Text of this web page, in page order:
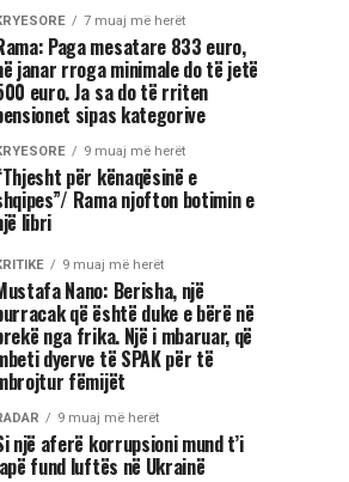
7 muaj më herët
Paga mesatare 833 euro,
janar rroga minimale do të jetë
euro. Ja sa do të rriten
sipas kategorive
9 muaj më herët
për kënaqësinë e
Rama njofton botimin e
libri
9 muaj më herët
Nano: Berisha, një
që është duke e bërë në
nga frika. Një i mbaruar, që
dyerve të SPAK për të
fëmijët
9 muaj më herët
një aferë korrupsioni mund t’i
fund luftës në Ukrainë